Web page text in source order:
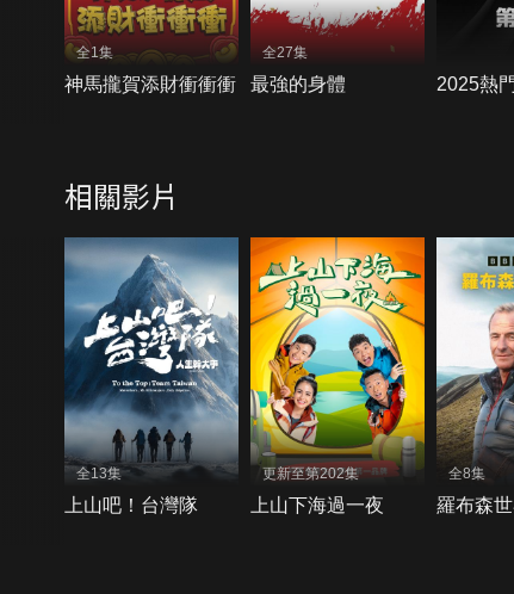
全1集
神馬攏賀添財衝衝衝
全27集
最強的身體 2025熱
相關影片
全13集
上山吧！台灣隊
更新至第202集
上山下海過一夜
全8集
羅布森